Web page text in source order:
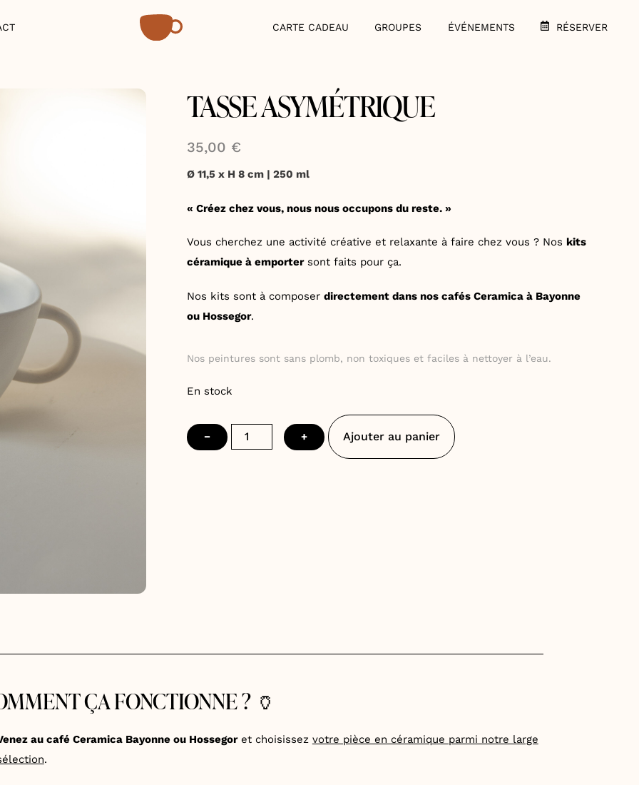
CARTE CADEAU GROUPES ÉVÉNEMENTS RÉSERVER
TASSE ASYMÉTRIQUE
35,00 €
Ø 11,5 x H 8 cm | 250 ml
« Créez chez vous, nous nous occupons du reste. »
Vous cherchez une activité créative et relaxante à faire chez vous ? Nos kits
céramique à emportersont faits pour ça.
Nos kits sont à composerdirectement dans nos cafés Ceramica à Bayonne
ou Hossegor.
Nos peintures sont sans plomb, non toxiques et faciles à nettoyer à l’eau.
En stock
−
quantité
de
+ Ajouter au panier
ÇA FONCTIONNE ? 🏺
au café Ceramica Bayonne ou Hossegoret choisissez votre pièce en céramique parmi notre large
.